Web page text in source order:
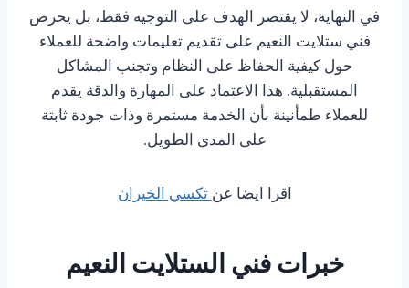
في النهاية، لا يقتصر الهدف على التوجيه فقط، بل يحرص
فني ستلايت النعيم على تقديم تعليمات واضحة للعملاء
حول كيفية الحفاظ على النظام وتجنب المشاكل
المستقبلية. هذا الاعتماد على المهارة والدقة يقدم
للعملاء طمأنينة بأن الخدمة مستمرة وذات جودة ثابتة
على المدى الطويل.
اقرا ايضا عنتكسي الخيران
خبرات فني الستلايت النعيم